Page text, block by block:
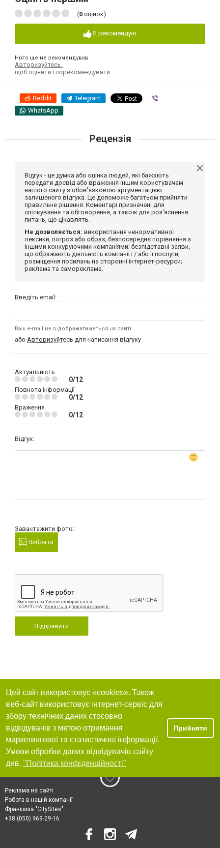
(0 оцінок)
Я рекомендую
Ніхто ще не рекомендував
Авторизуйтесь
щоб оцінити і порекомендувати
Reddit Telegram
WhatsApp
Рецензія
Відгук - це думка або оцінка людей, які бажають
передати досвід або враження іншим користувачам
нашого сайту з обов'язковою аргументацією
залишеного відгука. Це допоможе багатьом прийняти
правильне рішення. Коментарі призначені для
спілкування та обговорення, а також для роз'яснення
питань, що цікавлять.
Не дозволяється: використання ненормативної
лексики, погроз або образ; безпосереднє порівняння з
іншими конкуруючими компаніями; безпідставні заяви,
що ображають діяльність компанії і / або її послуги;
розміщення посилань на сторонні інтернет-ресурси;
реклама та самореклама.
Введіть email:
Ваш e-mail не відображатиметься на сайті
або Авторизуйтесь для написання відгуку
Актуальність
0/12
Повнота інформації
0/12
Враження
0/12
Відгук:
Завантажити фото:
Вибрати
Відправити
Цей сайт використовує «cookies». Також
веб-сайт використовує інтернет-сервіс для
збору технічних даних стосовно
відвідувачів з метою отримання
маркетингової та статистичної інформації.
Умови обробки даних відвідувачів сайту
див. "Політика конфіденційності"
Прийняти
Реклама на сайті
Робота в нашій компанії
Франшиза "CitySites"
+38 (050) 969-29-16